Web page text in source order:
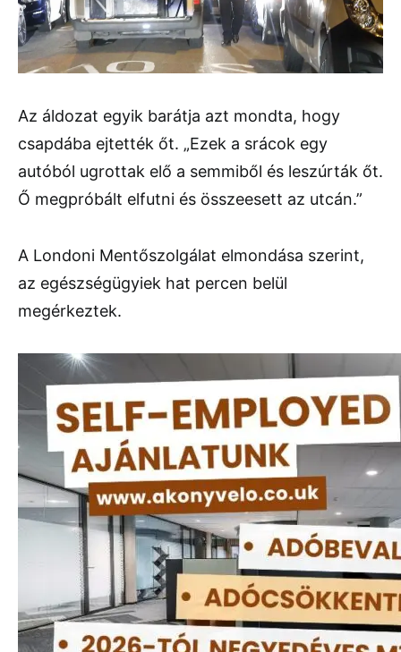
Az áldozat egyik barátja azt mondta, hogy
csapdába ejtették őt. „Ezek a srácok egy
autóból ugrottak elő a semmiből és leszúrták őt.
Ő megpróbált elfutni és összeesett az utcán.”
A Londoni Mentőszolgálat elmondása szerint,
az egészségügyiek hat percen belül
megérkeztek.